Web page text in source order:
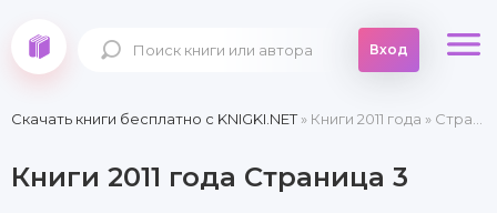
Вход
Скачать книги бесплатно c KNIGKI.NET» Книги 2011 года » Страница 3
Книги 2011 года Страница 3